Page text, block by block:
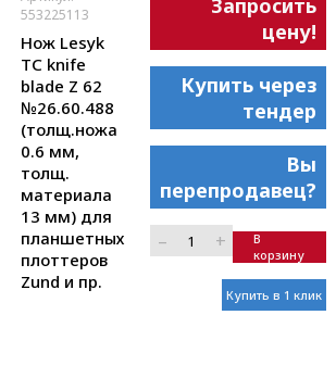
553225113
Нож Lesyk
TC knife
blade Z 62
№26.60.488
(толщ.ножа
0.6 мм,
толщ.
материала
13 мм) для
планшетных
плоттеров
Zund и пр.
Запросить
цену!
Купить через
тендер
Вы
перепродавец?
– +
В
корзину
Купить в 1 клик